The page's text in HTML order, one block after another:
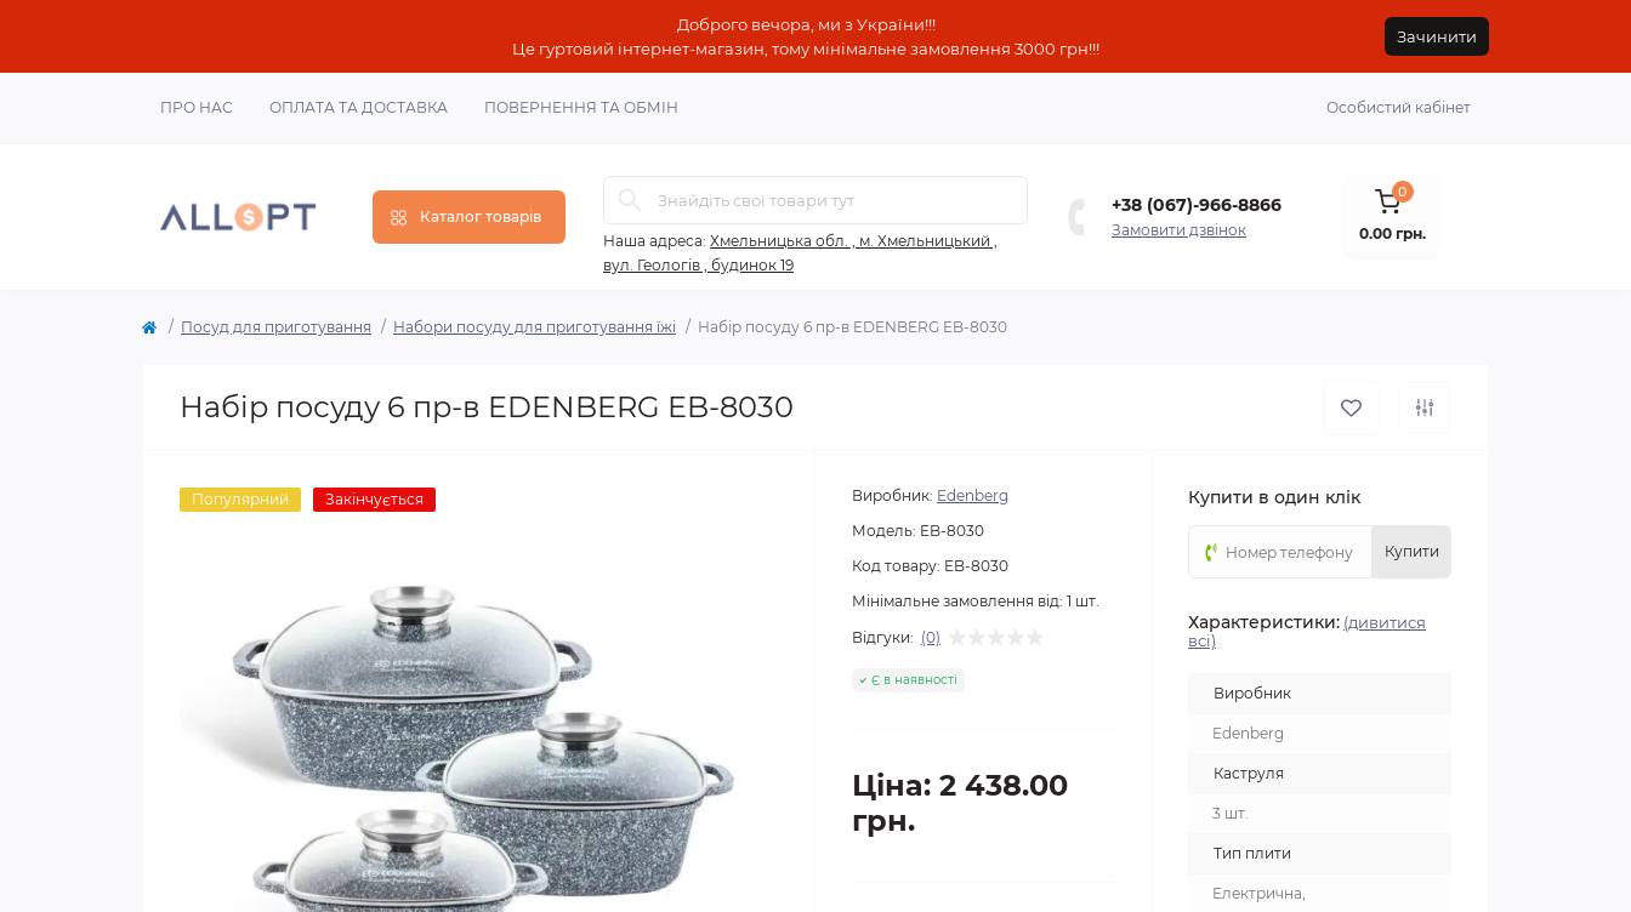
Доброго вечора, ми з України!!!
Це гуртовий інтернет-магазин, тому мінімальне замовлення 3000 грн!!!
Зачинити
ПРО НАС ОПЛАТА ТА ДОСТАВКА ПОВЕРНЕННЯ ТА ОБМІН Особистий кабінет
Каталог товарів
Наша адреса: Хмельницька обл. , м. Хмельницький ,
вул. Геологів , будинок 19
+38 (067)-966-8866
Замовити дзвінок
0
0.00 грн.
Посуд для приготування Набори посуду для приготування їжі Набір посуду 6 пр-в EDENBERG EB-8030
Набір посуду 6 пр-в EDENBERG EB-8030
Популярний Закінчується Виробник: Edenberg
Модель: EB-8030
Код товару: EB-8030
Мінімальне замовлення від: 1 шт.
Відгуки: (0)
Є в наявності
Ціна: 2 438.00
грн.
Купити в один клік
Купити
Характеристики: (дивитися
всі)
Виробник
Edenberg
Каструля
3 шт.
Тип плити
Електрична,